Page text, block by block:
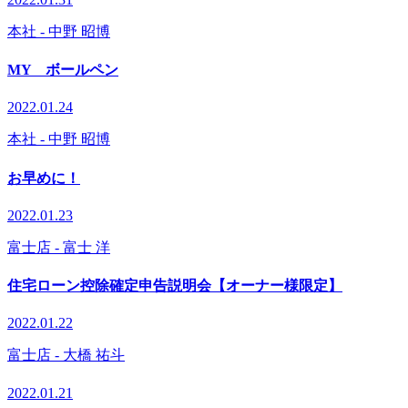
本社 - 中野 昭博
MY ボールペン
2022.01.24
本社 - 中野 昭博
お早めに！
2022.01.23
富士店 - 富士 洋
住宅ローン控除確定申告説明会【オーナー様限定】
2022.01.22
富士店 - 大橋 祐斗
2022.01.21